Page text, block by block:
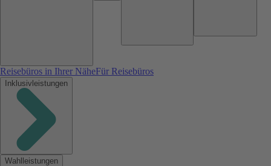
Reisebüros in Ihrer NäheFür Reisebüros
Inklusivleistungen
Wahlleistungen